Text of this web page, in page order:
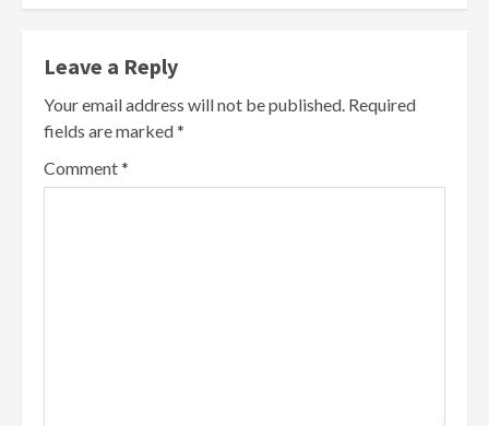
Leave a Reply
Your email address will not be published. Required
fields are marked*
Comment*